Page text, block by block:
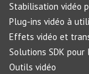
Stabilisation vidéo
Plug-ins vidéo à
Effets vidéo et
Solutions SDK
Outils vidéo